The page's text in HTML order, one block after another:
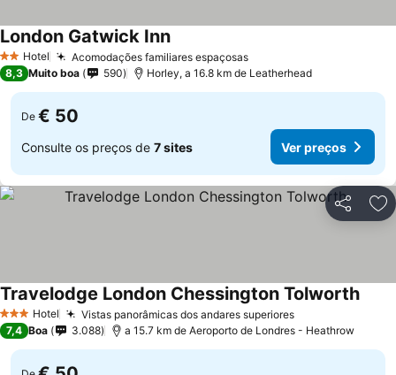
2 Estrelas
Hotel Acomodações familiares espaçosas
London Gatwick Inn
8,3 Muito boa 590 Horley, a 16.8 km de Leatherhead
De € 50
Consulte os preços de 7 sites Ver preços
Partilhar
3 EstrelasHotel Vistas panorâmicas dos andares superiores
Travelodge London Chessington Tolworth
7,4 Boa 3.088 a 15.7 km de Aeroporto de Londres - Heathrow